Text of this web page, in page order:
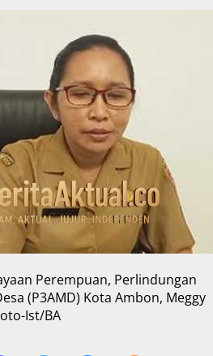
Perempuan, Perlindungan
(P3AMD) Kota Ambon, Meggy
Ist/BA